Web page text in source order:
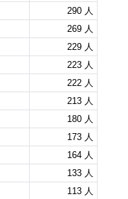
290 人
269 人
229 人
223 人
222 人
213 人
180 人
173 人
164 人
133 人
113 人